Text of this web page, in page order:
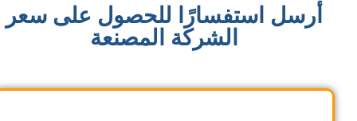
أرسل استفسارًا للحصول على سعر
الشركة المصنعة